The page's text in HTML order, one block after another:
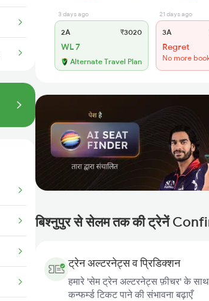
3 days ago
2A ₹3020
WL 7
Alternate Travel Plan
21 days ago
3A
Regret
No more
बिश्नुपुर से सेलम तक की ट्रेनें
ट्रेन अल्टरनेट्स व प्रिडिक्शन
हमारे 'सेम ट्रेन अल्टरनेट्स फ़ीचर' के साथ
कन्फर्म्ड टिकट पाने की संभावना बढ़ाएँ